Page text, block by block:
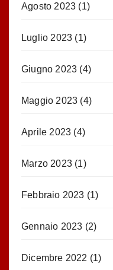
Agosto 2023 (1)
Luglio 2023 (1)
Giugno 2023 (4)
Maggio 2023 (4)
Aprile 2023 (4)
Marzo 2023 (1)
Febbraio 2023 (1)
Gennaio 2023 (2)
Dicembre 2022 (1)